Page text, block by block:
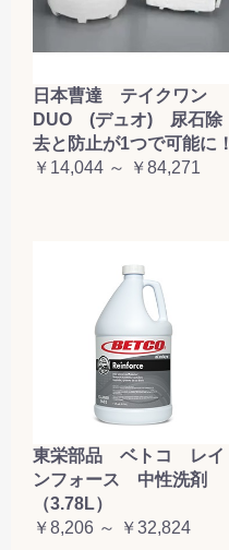
日本曹達 テイクワン
DUO (デュオ) 尿石除
去と防止が1つで可能に！
￥14,044 ～ ￥84,271
東栄部品 ベトコ レイ
ンフォース 中性洗剤
（3.78L）
￥8,206 ～ ￥32,824